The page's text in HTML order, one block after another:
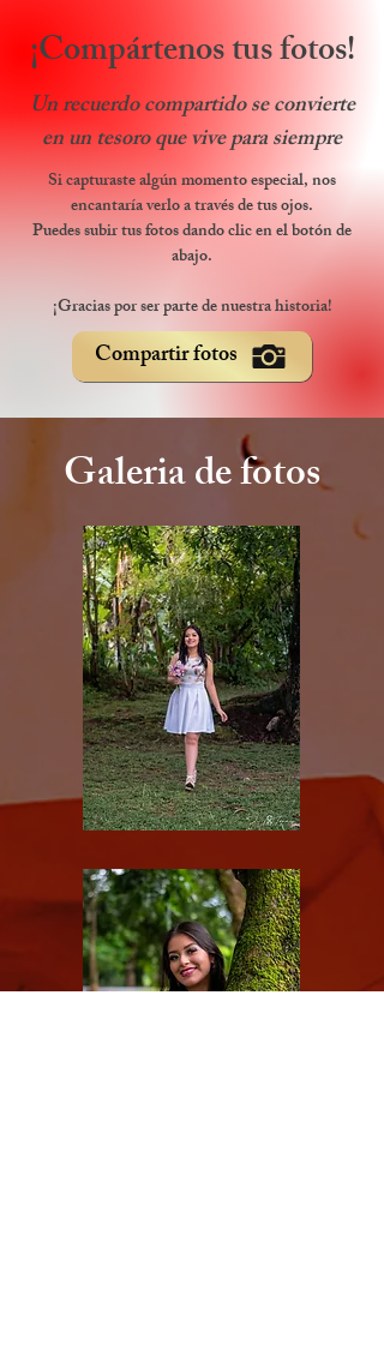
¡Compártenos tus fotos!
Un recuerdo compartido se convierte
en un tesoro que vive para siempre
Si capturaste algún momento especial, nos
encantaría verlo a través de tus ojos.
Puedes subir tus fotos dando clic en el botón de
abajo.
¡Gracias por ser parte de nuestra historia!
Compartir fotos
Galeria de fotos